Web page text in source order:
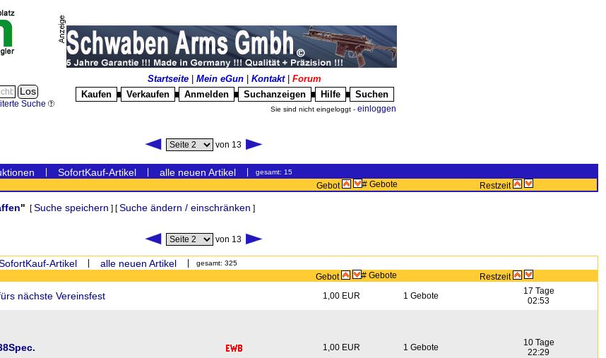
Suche
Startseite Mein eGun Kontakt| Forum
Kaufen
Verkaufen Anmelden Suchanzeigen Hilfe Suchen
Sie sind nicht eingeloggt - einloggen
von 13
SofortKauf-Artikel alle neuen Artikel gesamt: 15
Gebot # Gebote Restzeit
" [Suche speichern ] [Suche ändern / einschränken ]
von 13
Artikel alle neuen Artikel gesamt: 325
Gebot # Gebote Restzeit
nächste Vereinsfest 1,00 EUR 1 Gebote
17 Tage
02:53
1,00 EUR 1 Gebote
10 Tage
22:29